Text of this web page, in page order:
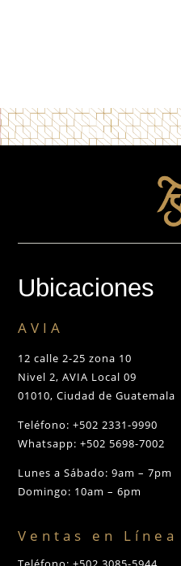
Ubicaciones
AVIA
12 calle 2-25 zona 10
Nivel 2, AVIA Local 09
01010, Ciudad de Guatemala
Teléfono: +502 2331-9990
Whatsapp: +502 5698-7002
Lunes a Sábado: 9am – 7pm
Domingo: 10am – 6pm
Ventas en Línea